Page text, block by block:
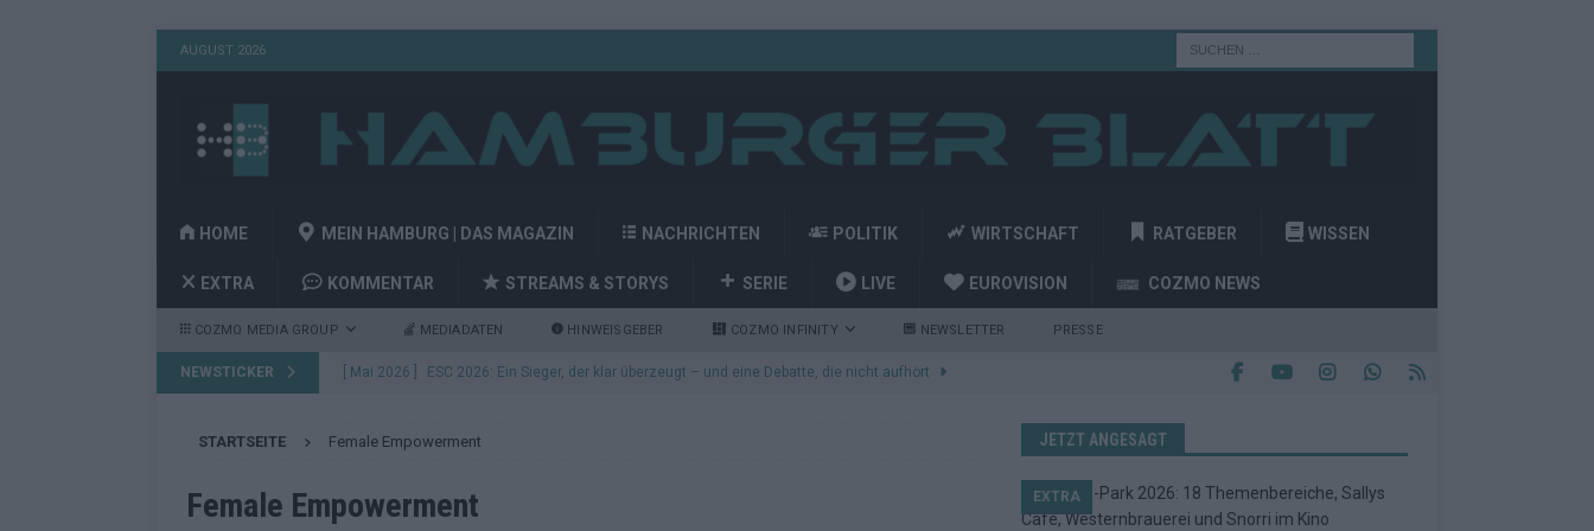
AUGUST 2026
HOME MEIN HAMBURG | DAS MAGAZIN NACHRICHTEN POLITIK WIRTSCHAFT RATGEBER WISSEN
EXTRA KOMMENTAR STREAMS & STORYS SERIE LIVE EUROVISION COZMO NEWS
COZMO MEDIA GROUP MEDIADATEN HINWEISGEBER COZMO INFINITY NEWSLETTER PRESSE
NEWSTICKER [ Mai 2026 ] Bulgarien gewinnt den Eurovision Song Contest 2026 – das große Abschlussbild
[ Mai 2026 ]
EUROVISION
STARTSEITE Female Empowerment
Female Empowerment
JETZT ANGESAGT
EXTRA